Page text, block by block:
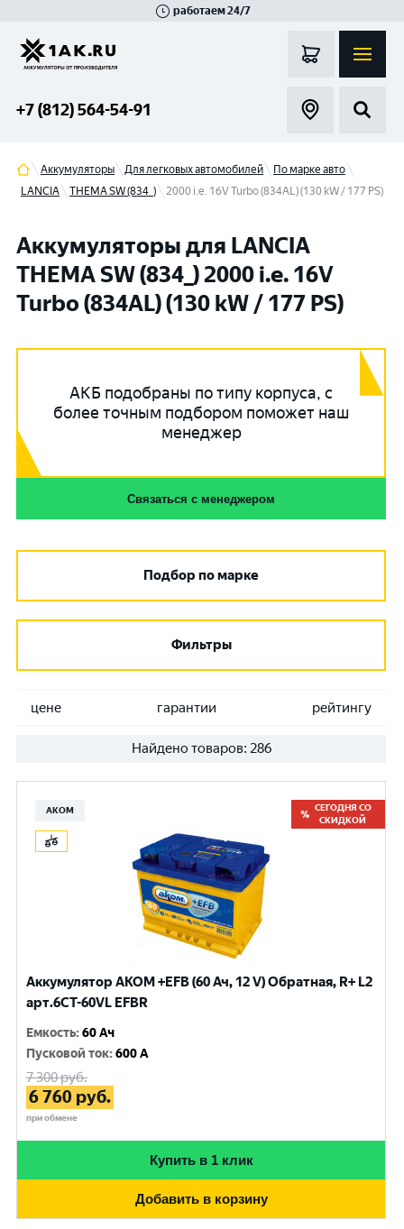
работаем 24/7
+7 (812) 564-54-91
Аккумуляторы Для легковых автомобилей
По марке авто
LANCIA
THEMA SW (834_) 2000 i.e. 16V Turbo (834AL) (130 kW / 177 PS)
Аккумуляторы для LANCIA
THEMA SW (834_) 2000 i.e. 16V
Turbo (834AL) (130 kW / 177 PS)
АКБ подобраны по типу корпуса, с
более точным подбором поможет наш
менеджер
Связаться с менеджером
Подбор по марке
Фильтры
цене гарантии рейтингу
Найдено товаров: 286
АКОМ
СЕГОДНЯ СО
СКИДКОЙ
Аккумулятор AKOM +EFB (60 Ач, 12 V) Обратная, R+ L2
арт.6CТ-60VL EFBR
Емкость:60 Ач
Пусковой ток:600 A
7 300руб.
6 760 руб.
при обмене
Купить в 1 клик
Добавить в корзину
Гатчина